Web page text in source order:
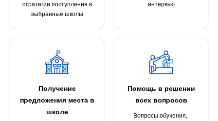
стратегии поступления в
выбранные школы
интервью
Получение
предложения места в
школе
Помощь в решении
всех вопросов
Вопросы обучения,